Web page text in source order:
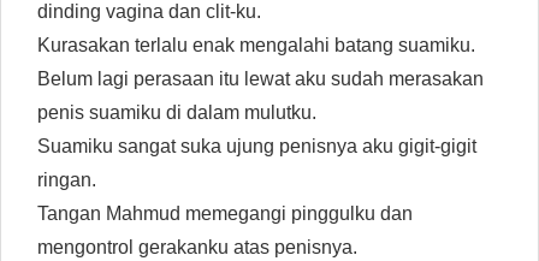
dinding vagina dan clit-ku.
Kurasakan terlalu enak mengalahi batang suamiku.
Belum lagi perasaan itu lewat aku sudah merasakan
penis suamiku di dalam mulutku.
Suamiku sangat suka ujung penisnya aku gigit-gigit
ringan.
Tangan Mahmud memegangi pinggulku dan
mengontrol gerakanku atas penisnya.